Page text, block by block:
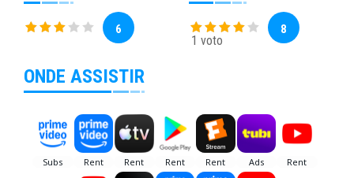
6
1 voto
8
ONDE ASSISTIR